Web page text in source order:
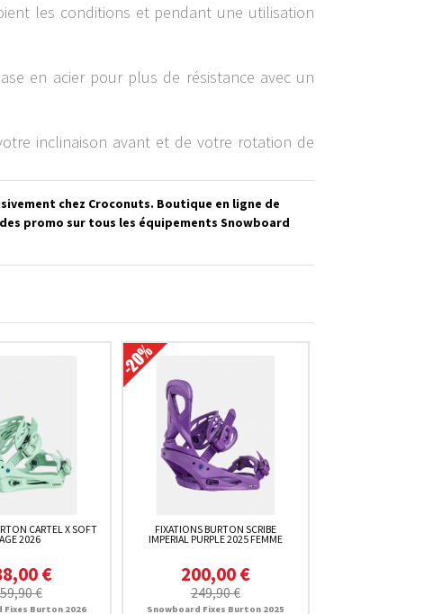
les conditions et pendant une utilisation
en acier pour plus de résistance avec un
inclinaison avant et de votre rotation de
chez Croconuts. Boutique en ligne de
promo sur tous les équipements Snowboard
CARTEL X SOFT
2026
€
€
Fixes Burton 2026
FIXATIONS BURTON SCRIBE
IMPERIAL PURPLE 2025 FEMME
200,00 €
249,90 €
Snowboard Fixes Burton 2025